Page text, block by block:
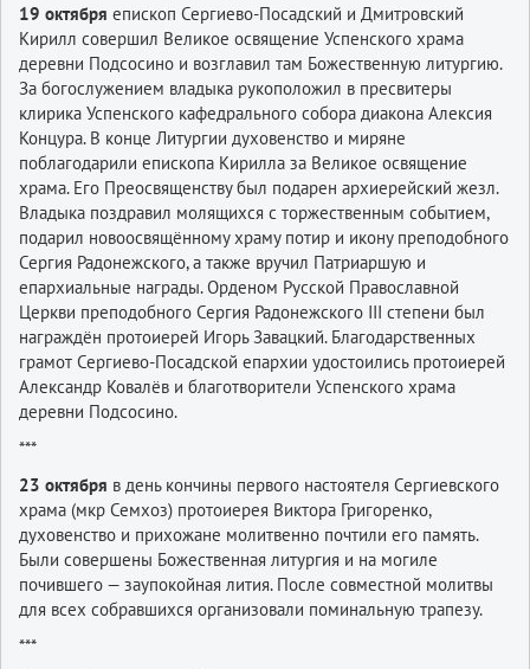
19 октября епископ Сергиево-Посадский и Дмитровский
Кирилл совершил Великое освящение Успенского храма
деревни Подсосино и возглавил там Божественную литургию.
За богослужением владыка рукоположил в пресвитеры
клирика Успенского кафедрального собора диакона Алексия
Концура. В конце Литургии духовенство и миряне
поблагодарили епископа Кирилла за Великое освящение
храма. Его Преосвященству был подарен архиерейский жезл.
Владыка поздравил молящихся с торжественным событием,
подарил новоосвящённому храму потир и икону преподобного
Сергия Радонежского, а также вручил Патриаршую и
епархиальные награды. Орденом Русской Православной
Церкви преподобного Сергия Радонежского III степени был
награждён протоиерей Игорь Завацкий. Благодарственных
грамот Сергиево-Посадской епархии удостоились протоиерей
Александр Ковалёв и благотворители Успенского храма
деревни Подсосино.
***
23 октября в день кончины первого настоятеля Сергиевского
храма (мкр Семхоз) протоиерея Виктора Григоренко,
духовенство и прихожане молитвенно почтили его память.
Были совершены Божественная литургия и на могиле
почившего — заупокойная лития. После совместной молитвы
для всех собравшихся организовали поминальную трапезу.
***